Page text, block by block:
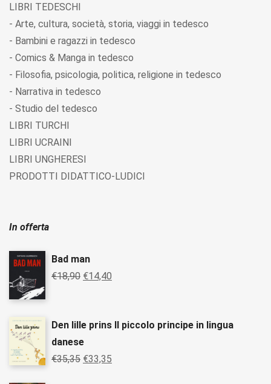
LIBRI TEDESCHI
- Arte, cultura, società, storia, viaggi in tedesco
- Bambini e ragazzi in tedesco
- Comics & Manga in tedesco
- Filosofia, psicologia, politica, religione in tedesco
- Narrativa in tedesco
- Studio del tedesco
LIBRI TURCHI
LIBRI UCRAINI
LIBRI UNGHERESI
PRODOTTI DIDATTICO-LUDICI
In offerta
Bad man
€18,90 €14,40
Den lille prins Il piccolo principe in lingua
danese
€35,35 €33,35